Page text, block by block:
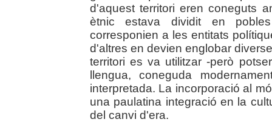
d'aquest territori eren coneguts
ètnic estava dividit en
corresponien a les entitats
d'altres en devien englobar
territori es va utilitzar -però
llengua, coneguda
interpretada. La incorporació al
una paulatina integració en la
del canvi d'era.